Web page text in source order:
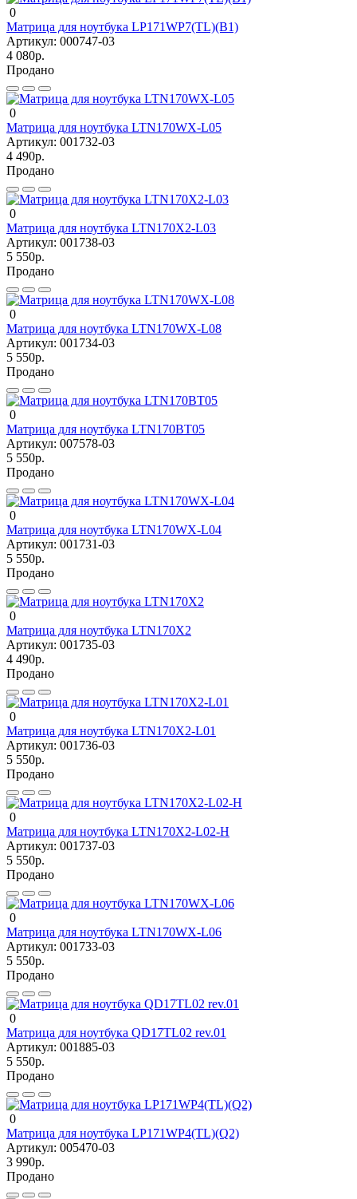
0
Матрица для ноутбука LP171WP7(TL)(B1)
Артикул: 000747-03
4 080р.
Продано
0
Матрица для ноутбука LTN170WX-L05
Артикул: 001732-03
4 490р.
Продано
0
Матрица для ноутбука LTN170X2-L03
Артикул: 001738-03
5 550р.
Продано
0
Матрица для ноутбука LTN170WX-L08
Артикул: 001734-03
5 550р.
Продано
0
Матрица для ноутбука LTN170BT05
Артикул: 007578-03
5 550р.
Продано
0
Матрица для ноутбука LTN170WX-L04
Артикул: 001731-03
5 550р.
Продано
0
Матрица для ноутбука LTN170X2
Артикул: 001735-03
4 490р.
Продано
0
Матрица для ноутбука LTN170X2-L01
Артикул: 001736-03
5 550р.
Продано
0
Матрица для ноутбука LTN170X2-L02-H
Артикул: 001737-03
5 550р.
Продано
0
Матрица для ноутбука LTN170WX-L06
Артикул: 001733-03
5 550р.
Продано
0
Матрица для ноутбука QD17TL02 rev.01
Артикул: 001885-03
5 550р.
Продано
0
Матрица для ноутбука LP171WP4(TL)(Q2)
Артикул: 005470-03
3 990р.
Продано